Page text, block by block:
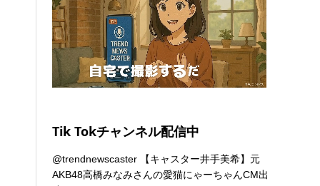
Tik Tokチャンネル配信中
@trendnewscaster 【キャスター井手美希】元
AKB48高橋みなみさんの愛猫にゃーちゃんCM出